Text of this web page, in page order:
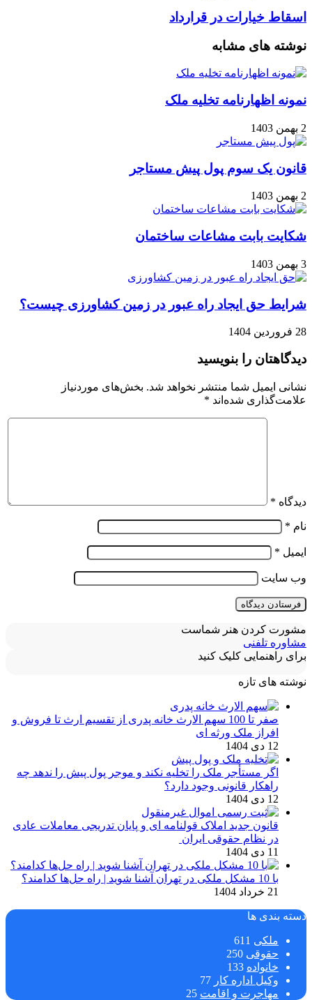
اسقاط خیارات در قرارداد
نوشته های مشابه
نمونه اظهارنامه تخلیه ملک
2 بهمن 1403
قانون یک سوم پول پیش مستاجر
2 بهمن 1403
شکایت بابت مشاعات ساختمان
3 بهمن 1403
شرایط حق ایجاد راه عبور در زمین کشاورزی چیست؟
28 فروردین 1404
دیدگاهتان را بنویسید
نشانی ایمیل شما منتشر نخواهد شد. بخش‌های موردنیاز
علامت‌گذاری شده‌اند *
دیدگاه *
نام *
ایمیل *
وب‌ سایت
مشورت کردن هنر شماست
مشاوره تلفنی
برای راهنمایی کلیک کنید
نوشته های تازه
صفر تا 100 سهم الارث خانه پدری از تقسیم ارث تا فروش و
افراز ملک ورثه ای
12 دی 1404
اگر مستأجر ملک را تخلیه نکند و موجر پول پیش را ندهد چه
راهکار قانونی وجود دارد؟
12 دی 1404
قانون جدید املاک قولنامه ای و پایان تدریجی معاملات عادی
در نظام حقوقی ایران
11 دی 1404
با 10 مشکل ملکی در تهران آشنا شوید | راه حل‌ها کدامند؟
21 خرداد 1404
دسته بندی ها
ملکی 611
حقوقی 250
خانواده 133
وکیل اداره کار 77
مهاجرت و اقامت 25